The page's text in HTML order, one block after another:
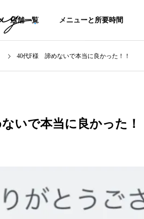
店舗一覧 メニューと所要時間
40代F様 諦めないで本当に良かった！！
いで本当に良かった！